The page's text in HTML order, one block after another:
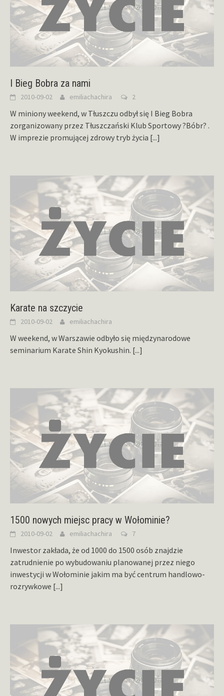
I Bieg Bobra za nami
2010-09-02 emiliachachira 2
W miniony weekend, w Tłuszczu odbył się I Bieg Bobra
zorganizowany przez Tłuszczański Klub Sportowy ?Bóbr? .
W imprezie promującej zdrowy tryb życia [...]
Karate na szczycie
2010-09-02 emiliachachira
W weekend, w Warszawie odbyło się międzynarodowe
seminarium Karate Shin Kyokushin. [...]
1500 nowych miejsc pracy w Wołominie?
2010-09-02 emiliachachira 7
Inwestor zakłada, że od 1000 do 1500 osób znajdzie
zatrudnienie po wybudowaniu planowanej przez niego
inwestycji w Wołominie jakim ma być centrum handlowo-
rozrywkowe [...]